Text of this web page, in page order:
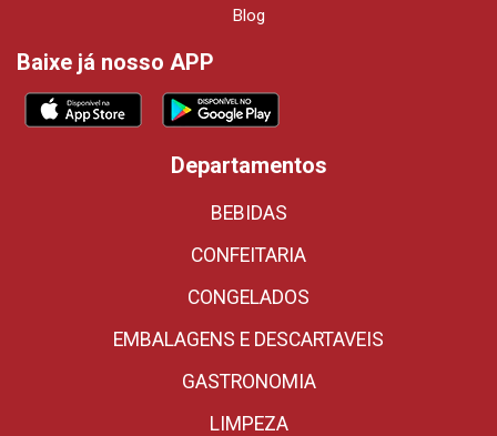
Blog
Baixe já nosso APP
Departamentos
BEBIDAS
CONFEITARIA
CONGELADOS
EMBALAGENS E DESCARTAVEIS
GASTRONOMIA
LIMPEZA